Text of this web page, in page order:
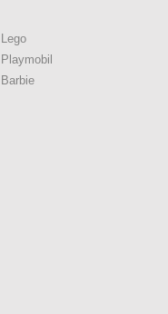
Lego
Playmobil
Barbie